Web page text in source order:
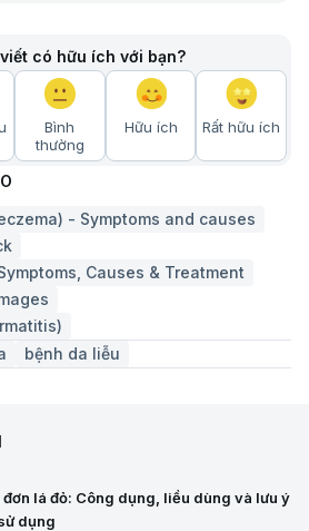
có hữu ích với bạn?
Bình
thường
Hữu ích Rất hữu ích
- Symptoms and causes
Causes & Treatment
bệnh da liễu
đơn lá đỏ: Công dụng, liều dùng và lưu ý
dụng